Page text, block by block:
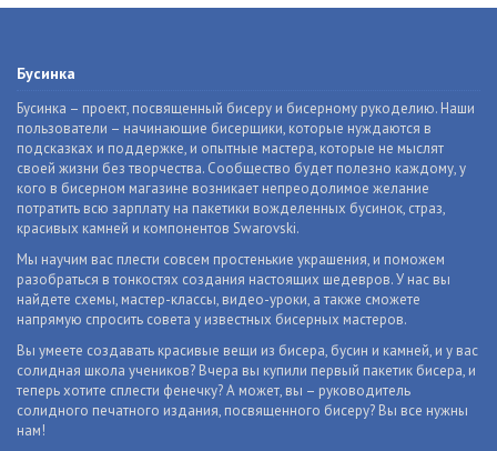
Бусинка
Бусинка – проект, посвященный бисеру и бисерному рукоделию. Наши
пользователи – начинающие бисерщики, которые нуждаются в
подсказках и поддержке, и опытные мастера, которые не мыслят
своей жизни без творчества. Сообщество будет полезно каждому, у
кого в бисерном магазине возникает непреодолимое желание
потратить всю зарплату на пакетики вожделенных бусинок, страз,
красивых камней и компонентов Swarovski.
Мы научим вас плести совсем простенькие украшения, и поможем
разобраться в тонкостях создания настоящих шедевров. У нас вы
найдете схемы, мастер-классы, видео-уроки, а также сможете
напрямую спросить совета у известных бисерных мастеров.
Вы умеете создавать красивые вещи из бисера, бусин и камней, и у вас
солидная школа учеников? Вчера вы купили первый пакетик бисера, и
теперь хотите сплести фенечку? А может, вы – руководитель
солидного печатного издания, посвященного бисеру? Вы все нужны
нам!